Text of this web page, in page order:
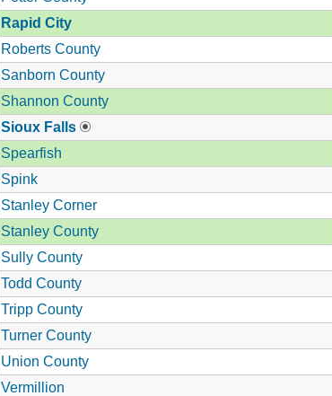
Rapid City
Roberts County
Sanborn County
Shannon County
Sioux Falls
Spearfish
Spink
Stanley Corner
Stanley County
Sully County
Todd County
Tripp County
Turner County
Union County
Vermillion